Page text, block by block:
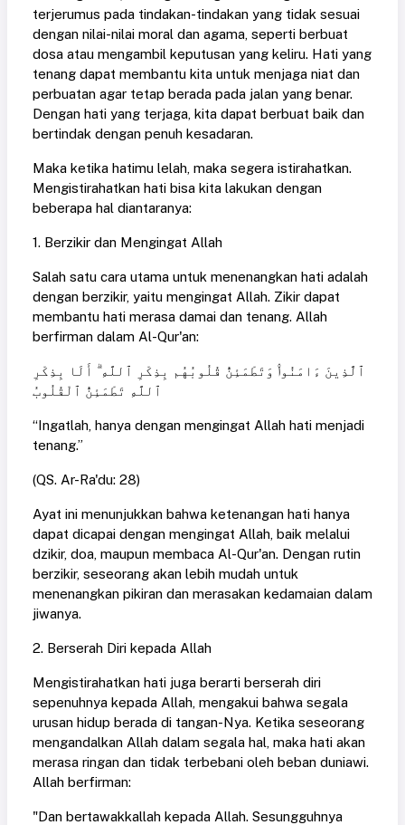
terjerumus pada tindakan-tindakan yang tidak sesuai
dengan nilai-nilai moral dan agama, seperti berbuat
dosa atau mengambil keputusan yang keliru. Hati yang
tenang dapat membantu kita untuk menjaga niat dan
perbuatan agar tetap berada pada jalan yang benar.
Dengan hati yang terjaga, kita dapat berbuat baik dan
bertindak dengan penuh kesadaran.
Maka ketika hatimu lelah, maka segera istirahatkan.
Mengistirahatkan hati bisa kita lakukan dengan
beberapa hal diantaranya:
1. Berzikir dan Mengingat Allah
Salah satu cara utama untuk menenangkan hati adalah
dengan berzikir, yaitu mengingat Allah. Zikir dapat
membantu hati merasa damai dan tenang. Allah
berfirman dalam Al-Qur'an:
ٱلَّذِينَ ءَامَنُوا۟ وَتَطْمَئِنُّ قُلُوبُهُم بِذِكْرِ ٱللَّهِ ۗ أَلَا بِذِكْرِ
ٱللَّهِ تَطْمَئِنُّ ٱلْقُلُوبُ
“Ingatlah, hanya dengan mengingat Allah hati menjadi
tenang.”
(QS. Ar-Ra'du: 28)
Ayat ini menunjukkan bahwa ketenangan hati hanya
dapat dicapai dengan mengingat Allah, baik melalui
dzikir, doa, maupun membaca Al-Qur'an. Dengan rutin
berzikir, seseorang akan lebih mudah untuk
menenangkan pikiran dan merasakan kedamaian dalam
jiwanya.
2. Berserah Diri kepada Allah
Mengistirahatkan hati juga berarti berserah diri
sepenuhnya kepada Allah, mengakui bahwa segala
urusan hidup berada di tangan-Nya. Ketika seseorang
mengandalkan Allah dalam segala hal, maka hati akan
merasa ringan dan tidak terbebani oleh beban duniawi.
Allah berfirman:
"Dan bertawakkallah kepada Allah. Sesungguhnya